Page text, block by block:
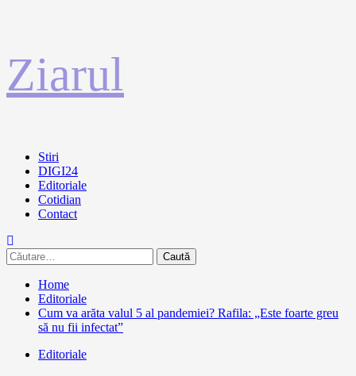
la
conținut
Ziarul
Primary
Menu
Stiri
DIGI24
Editoriale
Cotidian
Contact
Caută
după:
Home
Editoriale
Cum va arăta valul 5 al pandemiei? Rafila: „Este foarte greu
să nu fii infectat”
Editoriale